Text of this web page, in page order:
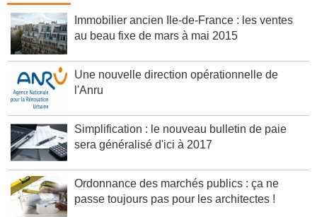
au beau fixe de mars à mai 2015
Une nouvelle direction opérationnelle de
l'Anru
Simplification : le nouveau bulletin de paie
sera généralisé d'ici à 2017
Ordonnance des marchés publics : ça ne
passe toujours pas pour les architectes !